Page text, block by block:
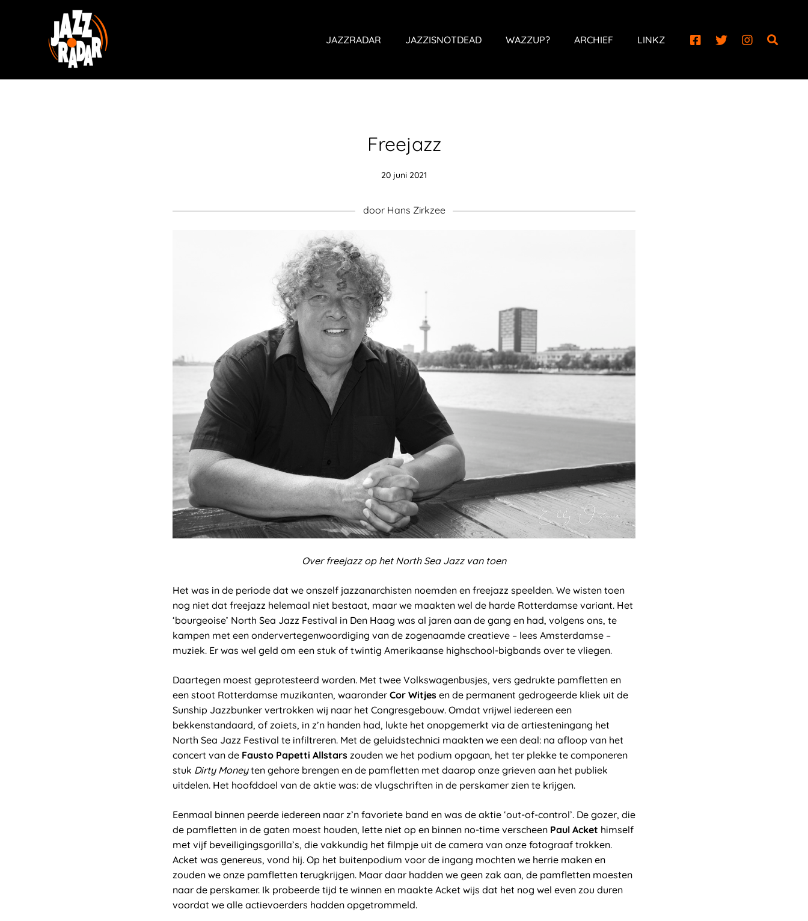
JAZZRADAR JAZZISNOTDEAD WAZZUP? ARCHIEF LINKZ
Freejazz
20 juni 2021
door Hans Zirkzee
Over freejazz op het North Sea Jazz van toen
Het was in de periode dat we onszelf jazzanarchisten noemden en freejazz speelden. We wisten toen
nog niet dat freejazz helemaal niet bestaat, maar we maakten wel de harde Rotterdamse variant. Het
‘bourgeoise’ North Sea Jazz Festival in Den Haag was al jaren aan de gang en had, volgens ons, te
kampen met een ondervertegenwoordiging van de zogenaamde creatieve – lees Amsterdamse –
muziek. Er was wel geld om een stuk of twintig Amerikaanse highschool-bigbands over te vliegen.
Daartegen moest geprotesteerd worden. Met twee Volkswagenbusjes, vers gedrukte pamfletten en
een stoot Rotterdamse muzikanten, waaronder Cor Witjes en de permanent gedrogeerde kliek uit de
Sunship Jazzbunker vertrokken wij naar het Congresgebouw. Omdat vrijwel iedereen een
bekkenstandaard, of zoiets, in z’n handen had, lukte het onopgemerkt via de artiesteningang het
North Sea Jazz Festival te infiltreren. Met de geluidstechnici maakten we een deal: na afloop van het
concert van de Fausto Papetti Allstars zouden we het podium opgaan, het ter plekke te componeren
stuk Dirty Moneyten gehore brengen en de pamfletten met daarop onze grieven aan het publiek
uitdelen. Het hoofddoel van de aktie was: de vlugschriften in de perskamer zien te krijgen.
Eenmaal binnen peerde iedereen naar z’n favoriete band en was de aktie ‘out-of-control’. De gozer, die
de pamfletten in de gaten moest houden, lette niet op en binnen no-time verscheen Paul Acket himself
met vijf beveiligingsgorilla’s, die vakkundig het filmpje uit de camera van onze fotograaf trokken.
Acket was genereus, vond hij. Op het buitenpodium voor de ingang mochten we herrie maken en
zouden we onze pamfletten terugkrijgen. Maar daar hadden we geen zak aan, de pamfletten moesten
naar de perskamer. Ik probeerde tijd te winnen en maakte Acket wijs dat het nog wel even zou duren
voordat we alle actievoerders hadden opgetrommeld.